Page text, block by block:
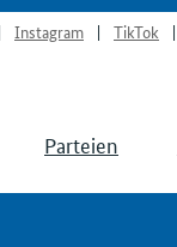
Instagram TikTok
Parteien